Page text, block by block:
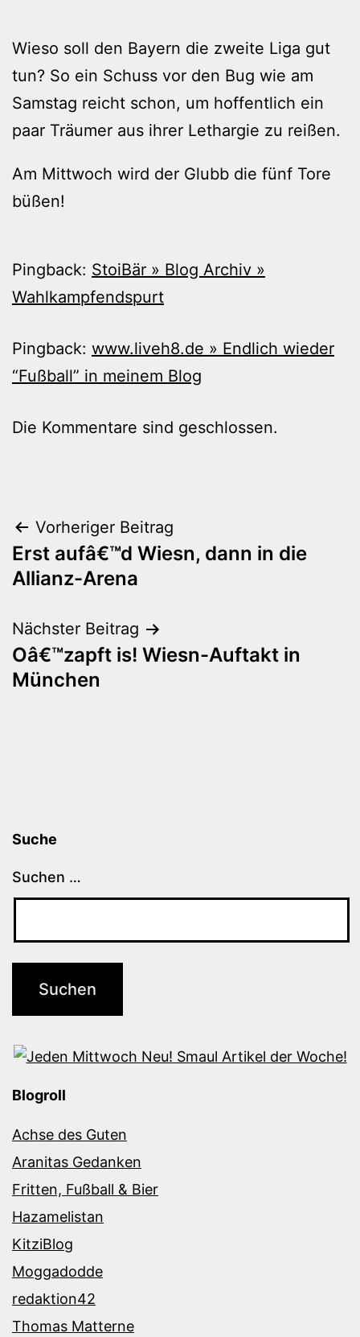
Wieso soll den Bayern die zweite Liga gut
tun? So ein Schuss vor den Bug wie am
Samstag reicht schon, um hoffentlich ein
paar Träumer aus ihrer Lethargie zu reißen.
Am Mittwoch wird der Glubb die fünf Tore
büßen!
Pingback: StoiBär » Blog Archiv »
Wahlkampfendspurt
Pingback: www.liveh8.de » Endlich wieder
“Fußball” in meinem Blog
Die Kommentare sind geschlossen.
Beitragsnavigation
Vorheriger Beitrag
Erst aufâ€™d Wiesn, dann in die
Allianz-Arena
Nächster Beitrag
Oâ€™zapft is! Wiesn-Auftakt in
München
Suche
Suchen …
Blogroll
Achse des Guten
Aranitas Gedanken
Fritten, Fußball & Bier
Hazamelistan
KitziBlog
Moggadodde
redaktion42
Thomas Matterne